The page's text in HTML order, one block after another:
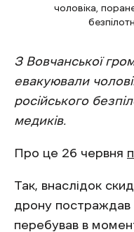
чоловіка,
З Вовчанської
евакуювали
російського
медиків.
Про це 26 червня
Так, внаслідок
дрону
перебував в